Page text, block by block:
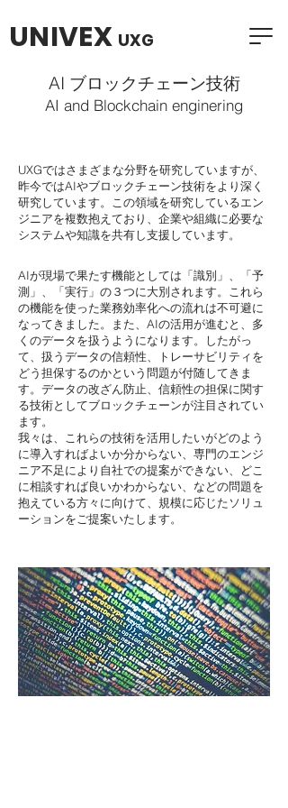
UNIVEX UXG
AI ブロックチェーン技術
AI and Blockchain enginering
​UXGではさまざまな分野を研究していますが、
昨今ではAIやブロックチェーン技術をより深く
研究しています。この領域を研究しているエン
ジニアを複数抱えており、企業や組織に必要な
システムや知識を共有し支援しています。
AIが現場で果たす機能としては「識別」、「予
測」、「実行」の３つに大別されます。これら
の機能を使った業務効率化への流れは不可避に
なってきました。また、AIの活用が進むと、多
くのデータを扱うようになります。したがっ
て、扱うデータの信頼性、トレーサビリティを
どう担保するのかという問題が付随してきま
す。データの改ざん防止、信頼性の担保に関す
る技術としてブロックチェーンが注目されてい
ます。
我々は、これらの技術を活用したいがどのよう
に導入すればよいか分からない、専門のエンジ
ニア不足により自社での提案ができない、どこ
に相談すれば良いかわからない、などの問題を
抱えている方々に向けて、規模に応じたソリュ
ーションをご提案いたします。